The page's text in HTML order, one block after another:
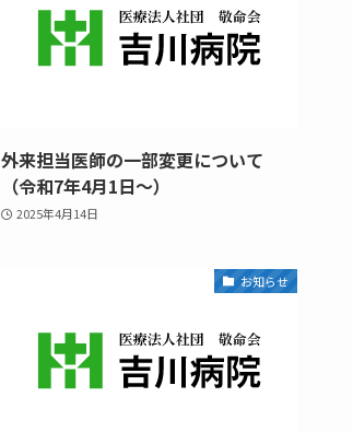
外来担当医師の一部変更について
（令和7年4月1日～）
2025年4月14日
お知らせ